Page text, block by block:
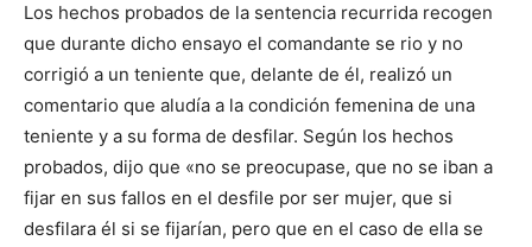
Los hechos probados de la sentencia recurrida recogen
que durante dicho ensayo el comandante se rio y no
corrigió a un teniente que, delante de él, realizó un
comentario que aludía a la condición femenina de una
teniente y a su forma de desfilar. Según los hechos
probados, dijo que «no se preocupase, que no se iban a
fijar en sus fallos en el desfile por ser mujer, que si
desfilara él si se fijarían, pero que en el caso de ella se